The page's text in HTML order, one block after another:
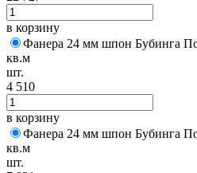
в корзину
Фанера 24 мм шпон Бубинга
кв.м
шт.
4 510
в корзину
Фанера 24 мм шпон Бубинга
кв.м
шт.